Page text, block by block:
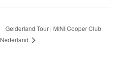
Gelderland Tour | MINI Cooper Club
Nederland